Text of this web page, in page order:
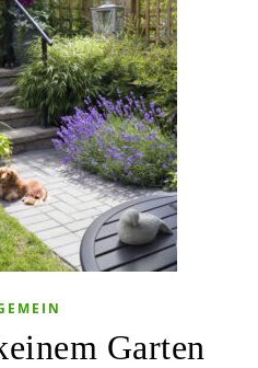
Garten